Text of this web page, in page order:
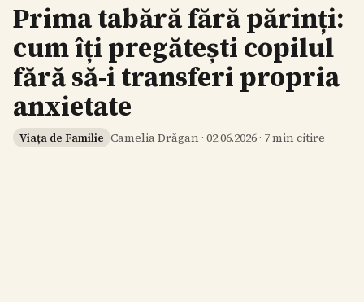
Prima tabără fără părinți:
cum îți pregătești copilul
fără să-i transferi propria
anxietate
Viața de Familie Camelia Drăgan · 02.06.2026 · 7min citire